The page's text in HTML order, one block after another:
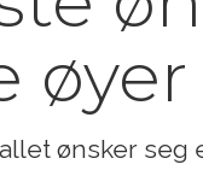
øyer
ønsker seg